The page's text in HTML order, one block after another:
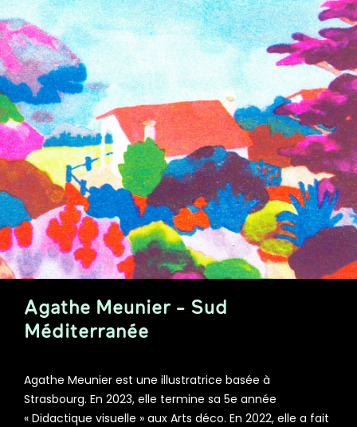
Agathe Meunier - Sud
Méditerranée
Agathe Meunier est une illustratrice basée à
Strasbourg. En 2023, elle termine sa 5e année
« Didactique visuelle » aux Arts déco. En 2022, elle a fait